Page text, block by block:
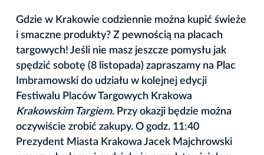
Gdzie w Krakowie codziennie można kupić świeże
i smaczne produkty? Z pewnością na placach
targowych! Jeśli nie masz jeszcze pomysłu jak
spędzić sobotę (8 listopada) zapraszamy na Plac
Imbramowski do udziału w kolejnej edycji
Festiwalu Placów Targowych Krakowa
Krakowskim Targiem. Przy okazji będzie można
oczywiście zrobić zakupy. O godz. 11:40
Prezydent Miasta Krakowa Jacek Majchrowski